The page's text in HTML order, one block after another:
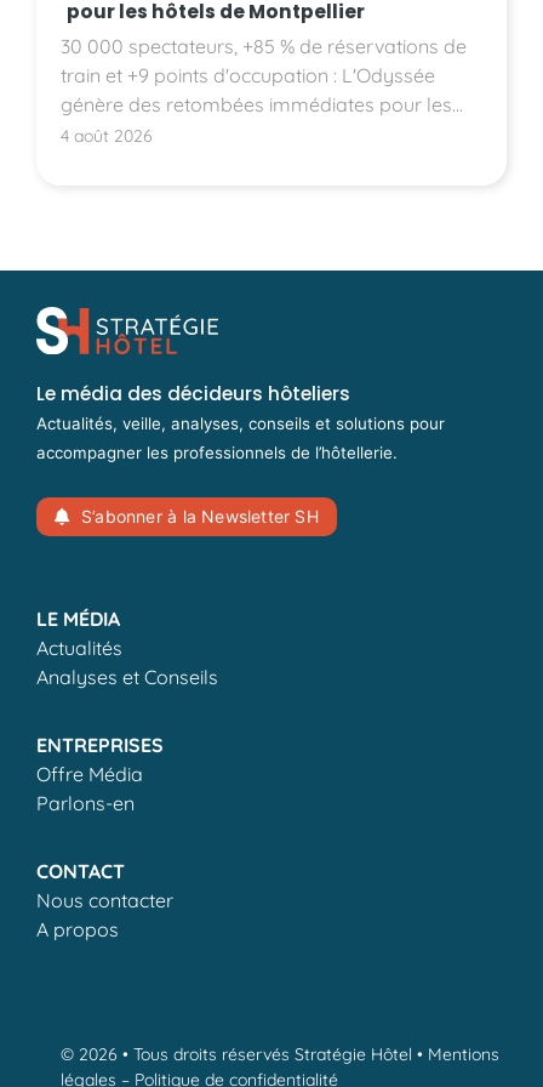
pour les hôtels de Montpellier
30 000 spectateurs, +85 % de réservations de
train et +9 points d'occupation : L'Odyssée
génère des retombées immédiates pour les
hôtels montpelliérains.
4 août 2026
Le média des décideurs hôteliers
Actualités, veille, analyses, conseils et solutions pour
accompagner les professionnels de l’hôtellerie.
S’abonner à la Newsletter SH
LE MÉDIA
Actualités
Analyses et Conseils
ENTREPRISES
Offre Média
Parlons-en
CONTACT
Nous contacter
A propos
© 2026 • Tous droits réservés Stratégie Hôtel • Mentions
légales – Politique de confidentialité